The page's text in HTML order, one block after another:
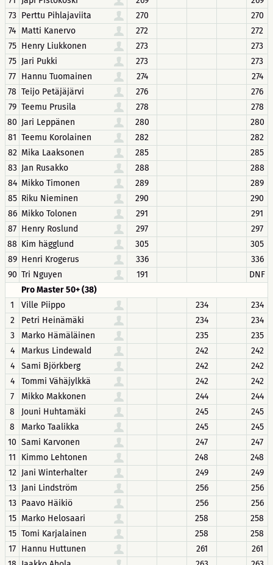
73 Perttu Pihlajaviita 270
270
74 Matti Kanervo 272
272
75 Henry Liukkonen 273
273
75 Jari Pukki 273
273
77 Hannu Tuomainen 274
274
78 Teijo Petäjäjärvi 276
276
79 Teemu Prusila 278
278
80 Jari Leppänen 280
280
81 Teemu Korolainen 282
282
82 Mika Laaksonen 285
285
83 Jan Rusakko 288
288
84 Mikko Timonen 289
289
85 Riku Nieminen 290
290
86 Mikko Tolonen 291
291
87 Henry Roslund 297
297
88 Kim hägglund 305
305
89 Henri Krogerus 336
336
90 Tri Nguyen 191
DNF
Pro Master 50+ (38)
1
Ville Piippo 234
234
2
Petri Heinämäki 234
234
3
Marko Hämäläinen 235
235
4
Markus Lindewald 242
242
4
Sami Björkberg 242
242
4
Tommi Vähäjylkkä 242
242
7
Mikko Makkonen 244
244
8
Jouni Huhtamäki 245
245
8
Marko Taalikka 245
245
10 Sami Karvonen 247
247
11
Kimmo Lehtonen 248
248
12 Jani Winterhalter 249
249
13 Jani Lindström 256
256
13 Paavo Häikiö 256
256
15 Marko Helosaari 258
258
15 Tomi Karjalainen 258
258
17 Hannu Huttunen 261
261